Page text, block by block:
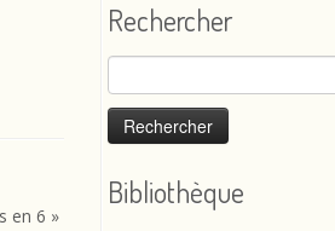
en 6 »
Rechercher
Rechercher :
Bibliothèque